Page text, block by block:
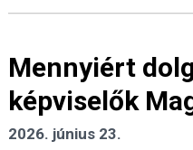
Mennyiért
képviselők
2026. június 23.